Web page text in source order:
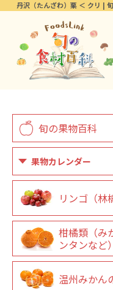
丹沢（たんざわ）栗 ＜ クリ |
旬の果物百科
果物カレンダー
リンゴ（林
柑橘類（み
ンタンなど
温州みかん